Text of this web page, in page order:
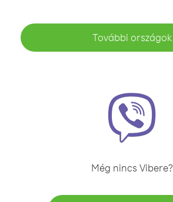
További országok
Még nincs Vibere?